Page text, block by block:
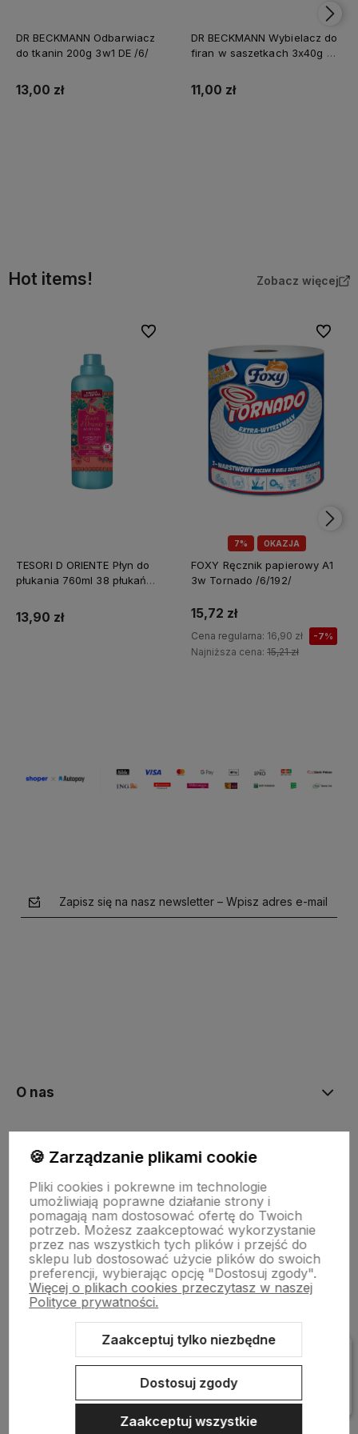
DR BECKMANN Odbarwiacz
do tkanin 200g 3w1 DE /6/
13,00 zł
DR BECKMANN Wybielacz do
firan w saszetkach 3x40g DE
11,00 zł
Hot items! Zobacz więcej
TESORI D ORIENTE Płyn do
płukania 760ml 38 płukań
13,90 zł
Do ulubionych
7% OKAZJA
FOXY Ręcznik papierowy A1
3w Tornado /6/192/
15,72 zł
Cena regularna: 16,90 zł -7%
Najniższa cena: 15,21 zł
Do
Zapisz się na nasz newsletter – Wpisz adres e-mail
O nas
Moje konto
Bestsellery
Płatności i dostawa
Informacje
🍪 Zarządzanie plikami cookie
Pliki cookies i pokrewne im technologie
umożliwiają poprawne działanie strony i
pomagają nam dostosować ofertę do Twoich
potrzeb. Możesz zaakceptować wykorzystanie
przez nas wszystkich tych plików i przejść do
sklepu lub dostosować użycie plików do swoich
preferencji, wybierając opcję "Dostosuj zgody".
Więcej o plikach cookies przeczytasz w naszej
Polityce prywatności.
Zaakceptuj tylko niezbędne
Dostosuj zgody
Zaakceptuj wszystkie